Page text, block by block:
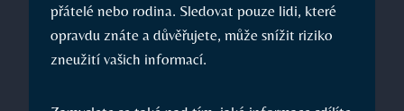
přátelé nebo rodina. Sledovat pouze lidi, které
opravdu znáte a důvěřujete, může snížit riziko
zneužití vašich informací.